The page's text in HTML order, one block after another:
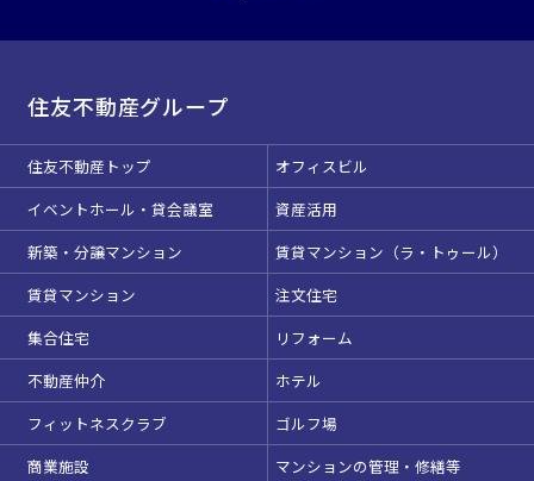
住友不動産グループ
住友不動産トップ
オフィスビル
イベントホール・貸会議室
資産活用
新築・分譲マンション
賃貸マンション（ラ・トゥール）
賃貸マンション
注文住宅
集合住宅
リフォーム
不動産仲介
ホテル
フィットネスクラブ
ゴルフ場
商業施設
マンションの管理・修繕等